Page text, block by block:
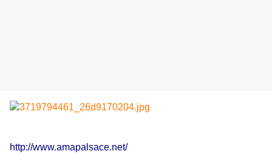
http://www.amapalsace.net/